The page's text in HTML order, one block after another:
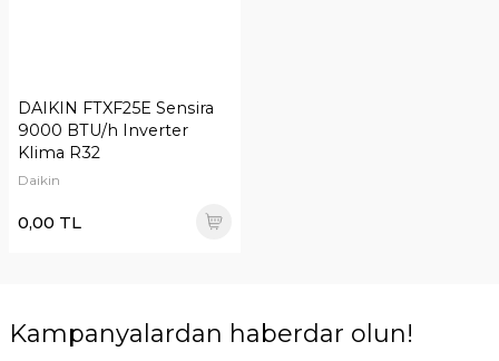
DAIKIN FTXF25E Sensira
9000 BTU/h Inverter
Klima R32
Daikin
0,00 TL
Kampanyalardan haberdar olun!